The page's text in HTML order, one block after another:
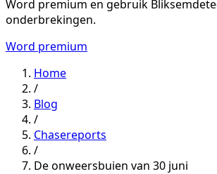
Word premium en gebruik
onderbrekingen.
Word premium
Home
/
Blog
/
Chasereports
/
De onweersbuien van 30 juni